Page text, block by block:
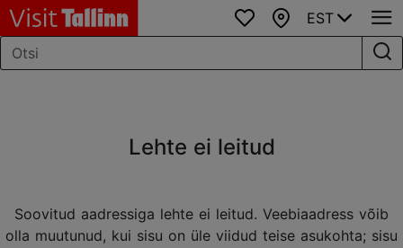
Lemmikud
Kaart
EST
Lehte ei leitud
Soovitud aadressiga lehte ei leitud. Veebiaadress võib
olla muutunud, kui sisu on üle viidud teise asukohta; sisu